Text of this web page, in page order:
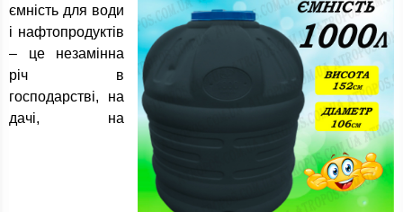
ємність для води
і нафтопродуктів
– це незамінна
річ в
господарстві, на
дачі, на